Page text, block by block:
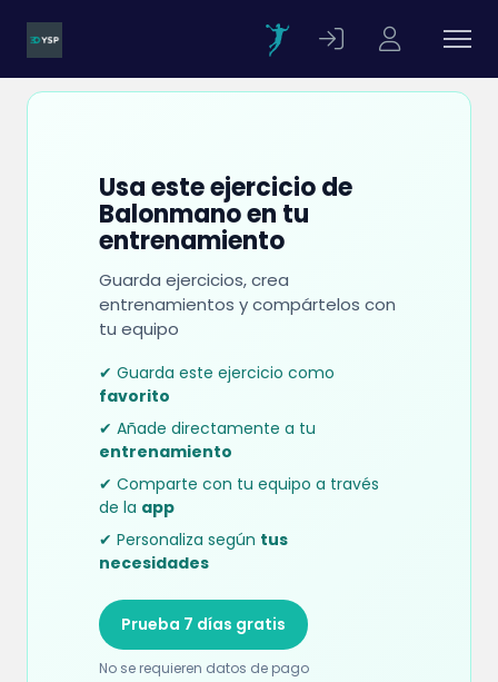
Usa este ejercicio de
Balonmano en tu
entrenamiento
Guarda ejercicios, crea
entrenamientos y compártelos con
tu equipo
✔ Guarda este ejercicio como
favorito
✔ Añade directamente a tu
entrenamiento
✔ Comparte con tu equipo a través
de la app
✔ Personaliza según tus
necesidades
Prueba 7 días gratis
No se requieren datos de pago